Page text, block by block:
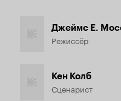
Джеймс Е.
Режиссёр
Кен Колб
Сценарист